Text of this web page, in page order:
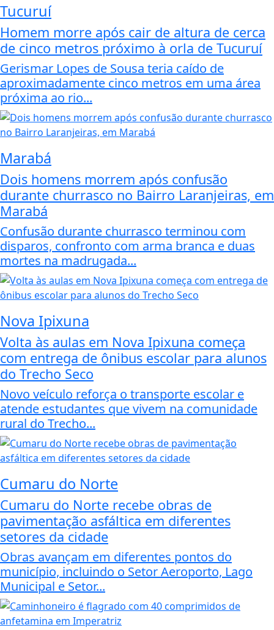
Tucuruí
Homem morre após cair de altura de cerca
de cinco metros próximo à orla de Tucuruí
Gerismar Lopes de Sousa teria caído de
aproximadamente cinco metros em uma área
próxima ao rio...
Marabá
Dois homens morrem após confusão
durante churrasco no Bairro Laranjeiras, em
Marabá
Confusão durante churrasco terminou com
disparos, confronto com arma branca e duas
mortes na madrugada...
Nova Ipixuna
Volta às aulas em Nova Ipixuna começa
com entrega de ônibus escolar para alunos
do Trecho Seco
Novo veículo reforça o transporte escolar e
atende estudantes que vivem na comunidade
rural do Trecho...
Cumaru do Norte
Cumaru do Norte recebe obras de
pavimentação asfáltica em diferentes
setores da cidade
Obras avançam em diferentes pontos do
município, incluindo o Setor Aeroporto, Lago
Municipal e Setor...